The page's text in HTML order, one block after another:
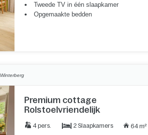
Tweede TV in één slaapkamer
Opgemaakte bedden
Winterberg
Premium cottage
Rolstoelvriendelijk
4 pers. 2 Slaapkamers 64 m²